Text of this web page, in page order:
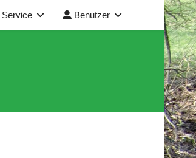
Service Benutzer